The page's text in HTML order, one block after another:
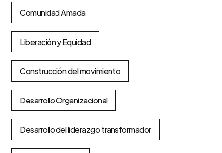
Comunidad Amada
Liberación y Equidad
Construcción del movimiento
Desarrollo Organizacional
Desarrollo del liderazgo transformador